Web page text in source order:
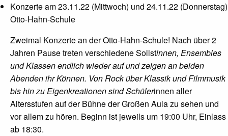
Konzerte am 23.11.22 (Mittwoch) und 24.11.22 (Donnerstag)
Otto-Hahn-Schule
Zweimal Konzerte an der Otto-Hahn-Schule! Nach über 2
Jahren Pause treten verschiedene Solistinnen, Ensembles
und Klassen endlich wieder auf und zeigen an beiden
Abenden ihr Können. Von Rock über Klassik und Filmmusik
bis hin zu Eigenkreationen sind Schülerinnen aller
Altersstufen auf der Bühne der Großen Aula zu sehen und
vor allem zu hören. Beginn ist jeweils um 19:00 Uhr, Einlass
ab 18:30.